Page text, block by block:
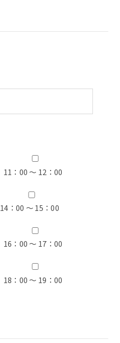
11：00 ～ 12：00
14：00 ～ 15：00
16：00 ～ 17：00
18：00 ～ 19：00